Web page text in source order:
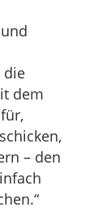
die
dem
– den